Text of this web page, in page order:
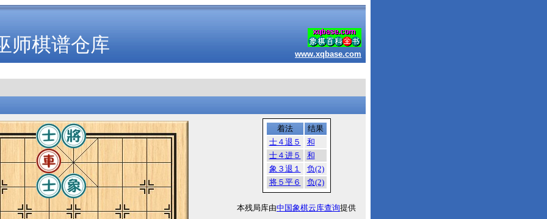
师棋谱仓库 www.xqbase.com
着法
结果
士４退５
和
士４进５
和
象３退１
负(2)
将５平６
负(2)
本残局库由中国象棋云库查询提供